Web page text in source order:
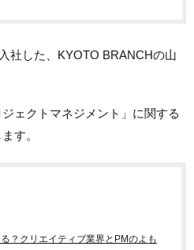
社した、KYOTO BRANCHの山
ェクトマネジメント」に関する
す。
？クリエイティブ業界とPMのよも